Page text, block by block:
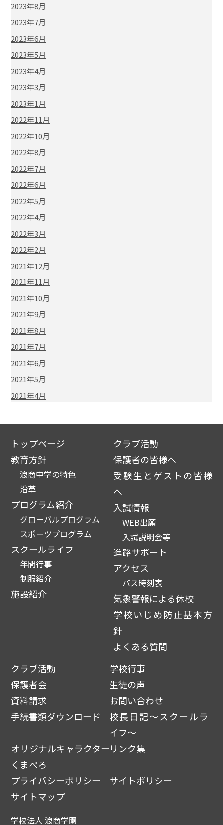
2023年8月
2023年7月
2023年6月
2023年5月
2023年4月
2023年3月
2023年1月
2022年11月
2022年10月
2022年8月
2022年7月
2022年6月
2022年5月
2022年4月
2022年3月
2022年2月
2021年12月
2021年11月
2021年10月
2021年9月
2021年8月
2021年7月
2021年6月
2021年5月
2021年4月
トップページ
教育方針
浪商中学の特色
沿革
プログラム紹介
グローバルプログラム
スポーツプログラム
スクールライフ
年間行事
制服紹介
施設紹介
クラブ活動
保護者の皆様へ
受験生とゲストの皆様
へ
入試情報
WEB出願
入試説明会等
進路サポート
アクセス
バス時刻表
気象警報による休校
学校いじめ防止基本方
針
よくある質問
クラブ活動
学校行事
保護者会
生徒の声
資料請求
お問い合わせ
手続書類ダウンロード
校長日記～スクールラ
イフ～
オリジナルキャラクター
くまぺろ
リンク集
プライバシーポリシー
サイトポリシー
サイトマップ
学校法人 浪商学園